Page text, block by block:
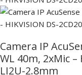
Camera IP
WL 40m, 2xMic –
LI2U-2.8mm